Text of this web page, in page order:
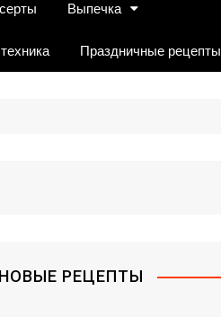
Выпечка
Праздничные рецепты
РЕЦЕПТЫ